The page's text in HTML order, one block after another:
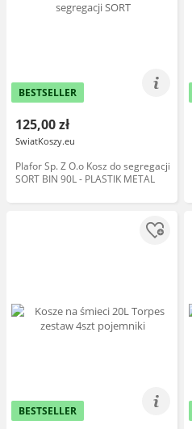
BESTSELLER
125,00 zł
SwiatKoszy.eu
Plafor Sp. Z O.o Kosz do segregacji
SORT BIN 90L - PLASTIK METAL
BESTSELLER